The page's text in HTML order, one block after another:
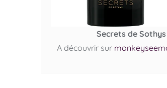
Secrets de Sothys
A découvrir sur